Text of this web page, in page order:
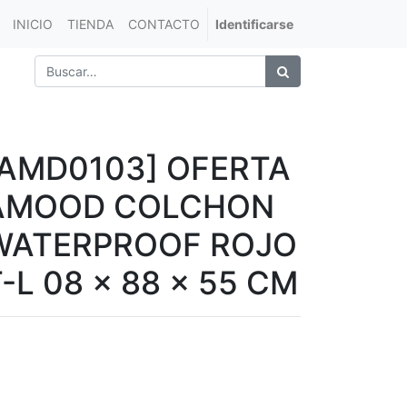
INICIO TIENDA CONTACTO Identificarse
OFERTA
COLCHON
ROJO
L 08 x 88 x 55 CM